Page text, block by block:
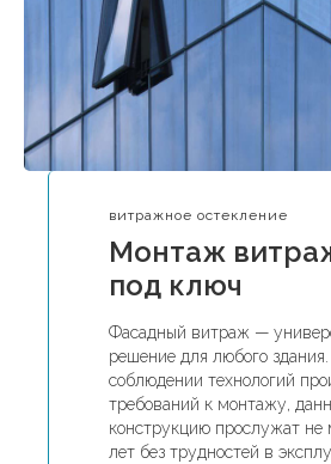
витражное остекление
Монтаж
под ключ
Фасадный витраж —
решение для любого
соблюдении технологий
требований к монтажу,
конструкцию прослужат не
лет без трудностей в